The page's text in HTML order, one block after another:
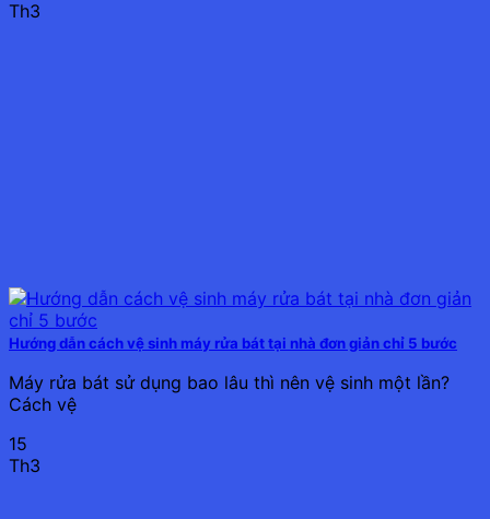
Th3
Hướng dẫn cách vệ sinh máy rửa bát tại nhà đơn giản chỉ 5 bước
Máy rửa bát sử dụng bao lâu thì nên vệ sinh một lần?
Cách vệ
15
Th3